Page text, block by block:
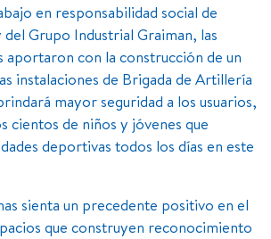
en responsabilidad social de
Grupo Industrial Graiman, las
aportaron con la construcción de un
instalaciones de Brigada de Artillería
mayor seguridad a los usuarios,
cientos de niños y jóvenes que
deportivas todos los días en este
sienta un precedente positivo en el
que construyen reconocimiento